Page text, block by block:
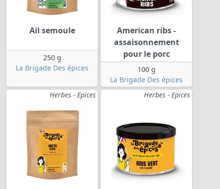
Ail semoule
250 g
La Brigade Des épices
American ribs -
assaisonnement
pour le porc
100 g
La Brigade Des épices
Herbes - Epices
Herbes - Epices